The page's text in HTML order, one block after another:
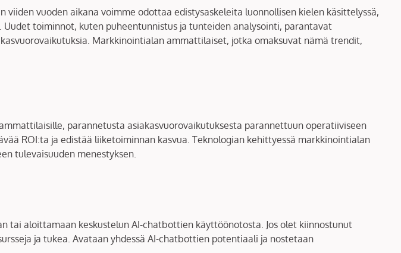
vuoden aikana voimme odottaa edistysaskeleita luonnollisen kielen käsittelyssä,
toiminnot, kuten puheentunnistus ja tunteiden analysointi, parantavat
Markkinointialan ammattilaiset, jotka omaksuvat nämä trendit,
parannetusta asiakasvuorovaikutuksesta parannettuun operatiiviseen
ROI:ta ja edistää liiketoiminnan kasvua. Teknologian kehittyessä markkinointialan
tulevaisuuden menestyksen.
tai aloittamaan keskustelun AI-chatbottien käyttöönotosta. Jos olet kiinnostunut
ja tukea. Avataan yhdessä AI-chatbottien potentiaali ja nostetaan